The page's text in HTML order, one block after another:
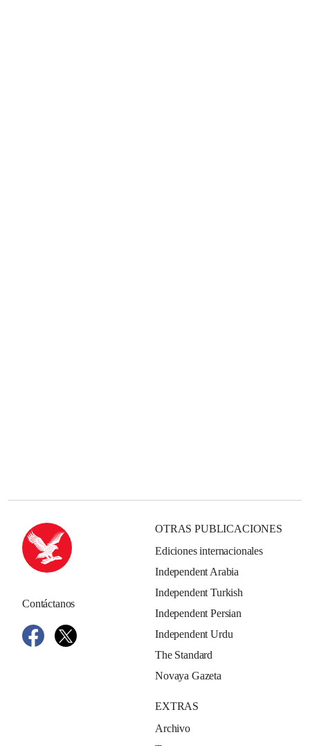
Contáctanos
OTRAS PUBLICACIONES
Ediciones internacionales
Independent Arabia
Independent Turkish
Independent Persian
Independent Urdu
The Standard
Novaya Gazeta
EXTRAS
Archivo